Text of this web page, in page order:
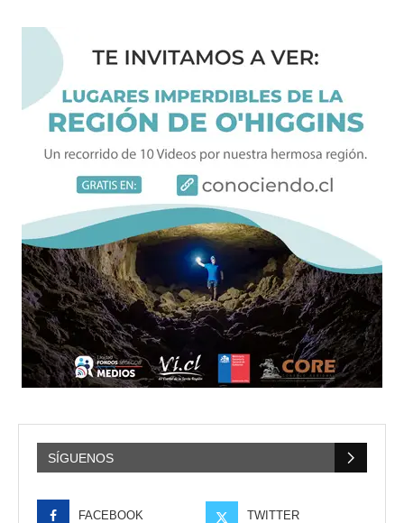
SÍGUENOS
FACEBOOK TWITTER